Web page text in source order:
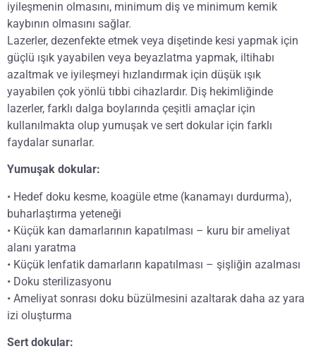
iyileşmenin olmasını, minimum diş ve minimum kemik
kaybının olmasını sağlar.
Lazerler, dezenfekte etmek veya dişetinde kesi yapmak için
güçlü ışık yayabilen veya beyazlatma yapmak, iltihabı
azaltmak ve iyileşmeyi hızlandırmak için düşük ışık
yayabilen çok yönlü tıbbi cihazlardır. Diş hekimliğinde
lazerler, farklı dalga boylarında çeşitli amaçlar için
kullanılmakta olup yumuşak ve sert dokular için farklı
faydalar sunarlar.
Yumuşak dokular:
• Hedef doku kesme, koagüle etme (kanamayı durdurma),
buharlaştırma yeteneği
• Küçük kan damarlarının kapatılması – kuru bir ameliyat
alanı yaratma
• Küçük lenfatik damarların kapatılması – şişliğin azalması
• Doku sterilizasyonu
• Ameliyat sonrası doku büzülmesini azaltarak daha az yara
izi oluşturma
Sert dokular: